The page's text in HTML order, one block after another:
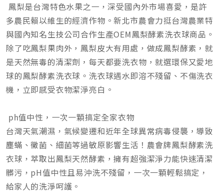
鳳梨是台灣特色水果之一，深受國內外市場喜愛，是許
多農民賴以維生的經濟作物。新北市農會力挺台灣農業特
與國內知名生技公司合作生產OEM鳳梨酵素洗衣球商品。
除了吃鳳梨果肉外，鳳梨皮大有用處，做成鳳梨酵素，就
是天然無毒的清潔劑，每天都要洗衣物，就選環保又愛地
球的鳳梨酵素洗衣球。洗衣球遇水即溶不殘留、不傷洗衣
機，立即感受衣物潔淨亮白。
ph值中性，一次一顆搞定全家衣物
台灣天氣潮濕，氣候變遷和近年全球異常病毒侵襲，導致
塵蟎、黴菌、細菌等過敏原影響生活！農會牌鳳梨酵素洗
衣球，萃取出鳳梨天然酵素，擁有超強潔淨力能快速清潔
髒污，pH值中性且易沖洗不殘留，一次一顆輕鬆搞定，
給家人的洗淨呵護。